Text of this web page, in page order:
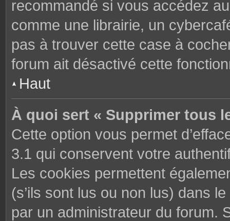
recommandé si vous accédez
comme une librairie, un
pas à trouver cette case à
forum ait désactivé cette
Haut
À quoi sert « Supprimer tous
Cette option vous permet
3.1 qui conservent votre
Les cookies permettent
(s’ils sont lus ou non lus) dans
par un administrateur du forum.